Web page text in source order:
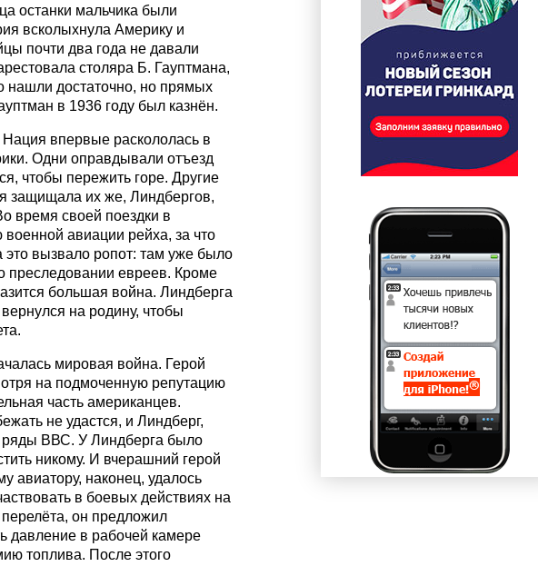
останки мальчика были
всколыхнула Америку и
почти два года не давали
столяра Б. Гауптмана,
нашли достаточно, но прямых
в 1936 году был казнён.
впервые раскололась в
Одни оправдывали отъезд
чтобы пережить горе. Другие
защищала их же, Линдбергов,
время своей поездки в
авиации рейха, за что
это вызвало ропот: там уже было
преследовании евреев. Кроме
большая война. Линдберга
на родину, чтобы
мировая война. Герой
на подмоченную репутацию
часть американцев.
не удастся, и Линдберг,
ряды ВВС. У Линдберга было
никому. И вчерашний герой
авиатору, наконец, удалось
в боевых действиях на
он предложил
давление в рабочей камере
топлива. После этого